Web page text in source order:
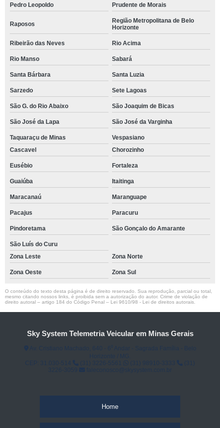
Pedro Leopoldo Prudente de Morais
Raposos
Região Metropolitana de Belo
Horizonte
Ribeirão das Neves Rio Acima
Rio Manso Sabará
Santa Bárbara Santa Luzia
Sarzedo Sete Lagoas
São G. do Rio Abaixo São Joaquim de Bicas
São José da Lapa São José da Varginha
Taquaraçu de Minas
Vespasiano
Cascavel
Chorozinho
Eusébio Fortaleza
Guaiúba Itaitinga
Maracanaú Maranguape
Pacajus Paracuru
Pindoretama São Gonçalo do Amarante
São Luís do Curu
Zona Leste
Zona Norte
Zona Oeste Zona Sul
O conteúdo do texto desta página é de direito reservado. Sua reprodução, parcial ou total,
mesmo citando nossos links, é proibida sem a autorização do autor. Crime de violação de
direito autoral – artigo 184 do Código Penal – Lei 9610/98 - Lei de direitos autorais
Sky System Telemetria Veicular em Minas Gerais
Home